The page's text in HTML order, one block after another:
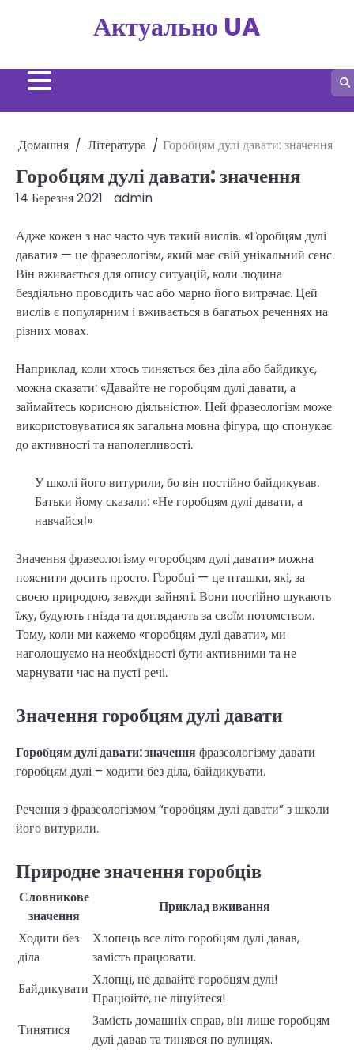
Актуально UA
Домашня Література Горобцям дулі давати: значення
Горобцям дулі давати: значення
14 Березня 2021 admin
Адже кожен з нас часто чув такий вислів. «Горобцям дулі
давати» — це фразеологізм, який має свій унікальний сенс.
Він вживається для опису ситуацій, коли людина
бездіяльно проводить час або марно його витрачає. Цей
вислів є популярним і вживається в багатьох реченнях на
різних мовах.
Наприклад, коли хтось тиняється без діла або байдикує,
можна сказати: «Давайте не горобцям дулі давати, а
займайтесь корисною діяльністю». Цей фразеологізм може
використовуватися як загальна мовна фігура, що спонукає
до активності та наполегливості.
У школі його витурили, бо він постійно байдикував.
Батьки йому сказали: «Не горобцям дулі давати, а
навчайся!»
Значення фразеологізму «горобцям дулі давати» можна
пояснити досить просто. Горобці — це пташки, які, за
своєю природою, завжди зайняті. Вони постійно шукають
їжу, будують гнізда та доглядають за своїм потомством.
Тому, коли ми кажемо «горобцям дулі давати», ми
наголошуємо на необхідності бути активними та не
марнувати час на пусті речі.
Значення горобцям дулі давати
Горобцям дулі давати: значенняфразеологізму давати
горобцям дулі – ходити без діла, байдикувати.
Речення з фразеологізмом “горобцям дулі давати” з школи
його витурили.
Природне значення горобців
Словникове
значення
Приклад вживання
Ходити без
діла
Хлопець все літо горобцям дулі давав,
замість працювати.
Байдикувати
Хлопці, не давайте горобцям дулі!
Працюйте, не лінуйтеся!
Тинятися
Замість домашніх справ, він лише горобцям
дулі давав та тинявся по вулицях.